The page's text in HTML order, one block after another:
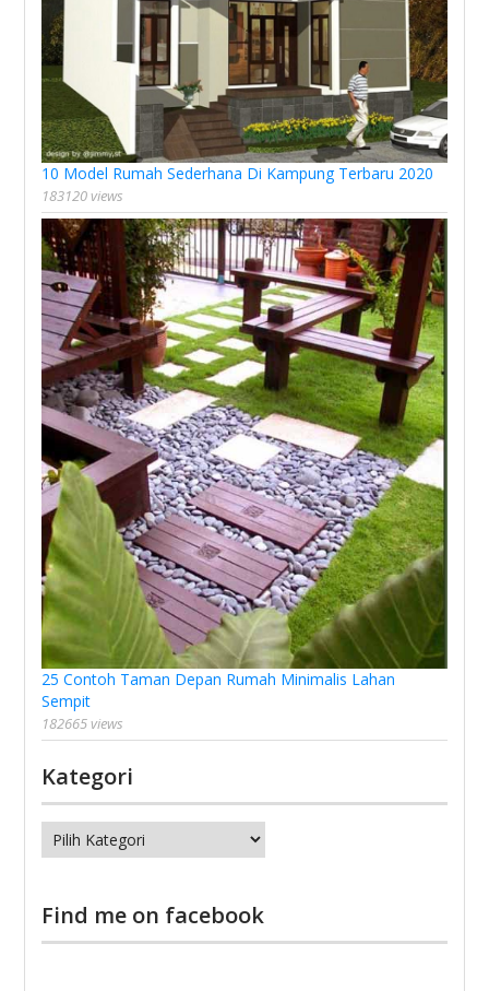
10 Model Rumah Sederhana Di Kampung Terbaru 2020
183120 views
25 Contoh Taman Depan Rumah Minimalis Lahan
Sempit
182665 views
Kategori
Kategori
Find me on facebook